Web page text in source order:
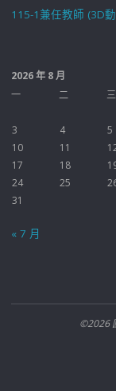
115-1兼任教師 (3D
2026 年 8 月
一
二 三
3
4 5
10
11
17
18
24
25
31
« 7 月
©2026